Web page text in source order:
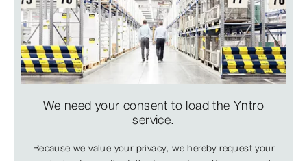
We need your consent to load the Yntro
service.
Because we value your privacy, we hereby request your